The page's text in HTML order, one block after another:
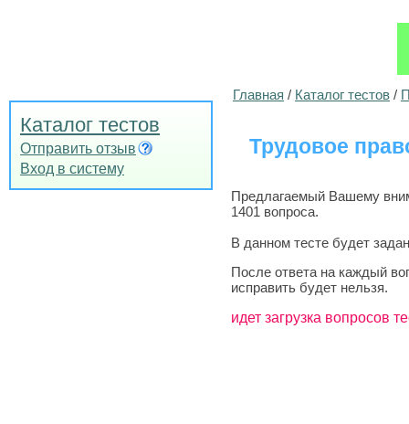
Каталог тестов
Отправить отзыв
Вход в систему
Главная / Каталог тестов /
Трудовое
Предлагаемый Вашему
1401 вопроса.
В данном тесте будет
После ответа на каждый
исправить будет нельзя.
идет загрузка вопросов